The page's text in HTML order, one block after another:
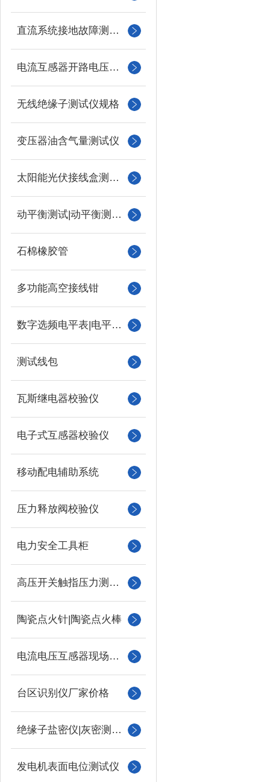
直流系统接地故障测试仪
电流互感器开路电压测试仪
无线绝缘子测试仪规格
变压器油含气量测试仪
太阳能光伏接线盒测试仪
动平衡测试|动平衡测量仪
石棉橡胶管
多功能高空接线钳
数字选频电平表|电平振荡器
测试线包
瓦斯继电器校验仪
电子式互感器校验仪
移动配电辅助系统
压力释放阀校验仪
电力安全工具柜
高压开关触指压力测试仪
陶瓷点火针|陶瓷点火棒
电流电压互感器现场校验仪
台区识别仪厂家价格
绝缘子盐密仪|灰密测试仪
发电机表面电位测试仪